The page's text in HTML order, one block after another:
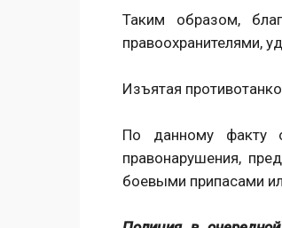
Таким образом,
правоохранителями,
Изъятая
По данному факту
правонарушения,
боевыми припасами